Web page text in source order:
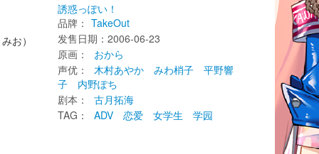
お）
誘惑っぽい！
品牌： TakeOut
发售日期：2006-06-23
原画：
おから
声优：
木村あやか みわ梢子
平野響
子
内野ぽち
剧本：
古月拓海
TAG：
ADV 恋爱 女学生 学园